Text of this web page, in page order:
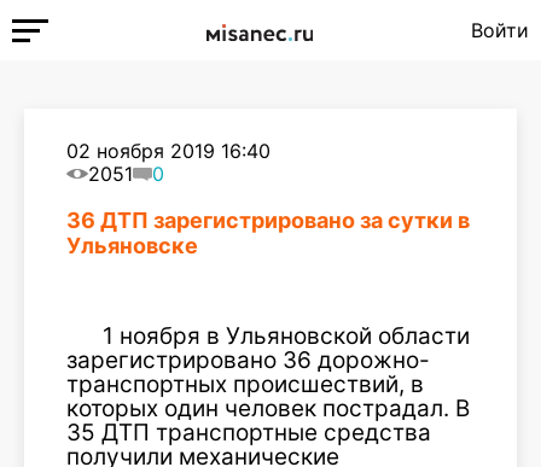
Войти
02 ноября 2019 16:40
2051
0
36 ДТП зарегистрировано за сутки в
Ульяновске
1 ноября в Ульяновской области
зарегистрировано 36 дорожно-
транспортных происшествий, в
которых один человек пострадал. В
35 ДТП транспортные средства
получили механические